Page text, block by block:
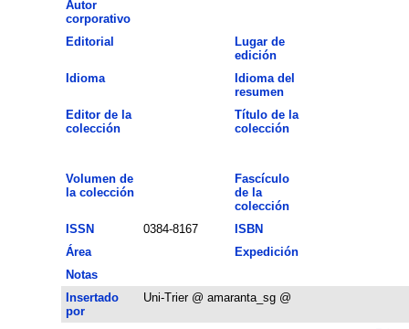
Autor
corporativo
Editorial
Lugar de
edición
Idioma
Idioma del
resumen
Editor de la
colección
Título de la
colección
Volumen de
la colección
Fascículo
de la
colección
ISSN
0384-8167
ISBN
Área
Expedición
Notas
Insertado
por
Uni-Trier @ amaranta_sg @